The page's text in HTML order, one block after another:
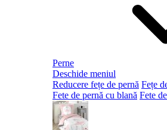
Perne
Deschide meniul
Reducere fețe de pernă Fețe
Fete de pernă cu blană Fete